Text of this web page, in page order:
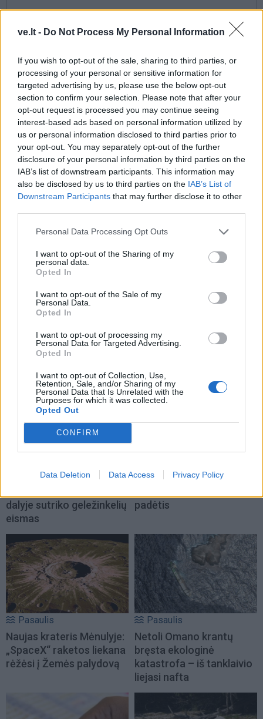
ve.lt - Do Not Process My Personal Information
If you wish to opt-out of the sale, sharing to third parties, or
processing of your personal or sensitive information for
targeted advertising by us, please use the below opt-out
section to confirm your selection. Please note that after your
opt-out request is processed you may continue seeing
interest-based ads based on personal information utilized by
us or personal information disclosed to third parties prior to
your opt-out. You may separately opt-out of the further
disclosure of your personal information by third parties on the
IAB’s list of downstream participants. This information may
also be disclosed by us to third parties on the IAB’s List of
Downstream Participants that may further disclose it to other
Personal Data Processing Opt Outs
I want to opt-out of the Sharing of my
personal data.
Opted In
I want to opt-out of the Sale of my
Personal Data.
Opted In
I want to opt-out of processing my
Personal Data for Targeted Advertising.
Opted In
I want to opt-out of Collection, Use,
Retention, Sale, and/or Sharing of my
Personal Data that Is Unrelated with the
Purposes for which it was collected.
Opted Out
CONFIRM
Data Deletion Data Access Privacy Policy
Sutinku sutaisyklėmis
This site is protected by
reCAPTCHA and the Google
Privacy Policy and Terms of
Serviceapply.
TAIP PAT SKAITYKITE
Dingus elektrai ryšių
dalyje sutriko geležinkelių
eismas
Ukrainos pareigūnas:
padėtis
Pasaulis
Naujas krateris Mėnulyje:
„SpaceX“ raketos liekana
rėžėsi į Žemės palydovą
Pasaulis
Netoli Omano krantų
bręsta ekologinė
katastrofa – iš tanklaivio
liejasi nafta